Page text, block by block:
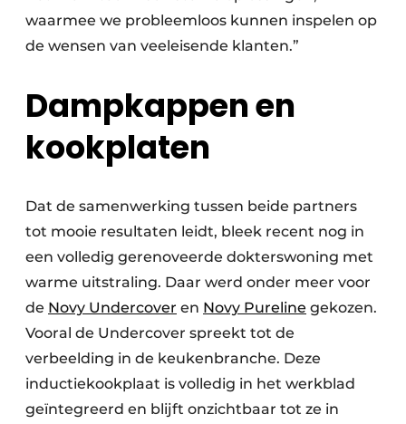
waarmee we probleemloos kunnen inspelen op
de wensen van veeleisende klanten.”
Dampkappen en
kookplaten
Dat de samenwerking tussen beide partners
tot mooie resultaten leidt, bleek recent nog in
een volledig gerenoveerde dokterswoning met
warme uitstraling. Daar werd onder meer voor
de Novy Undercover en Novy Pureline gekozen.
Vooral de Undercover spreekt tot de
verbeelding in de keukenbranche. Deze
inductiekookplaat is volledig in het werkblad
geïntegreerd en blijft onzichtbaar tot ze in